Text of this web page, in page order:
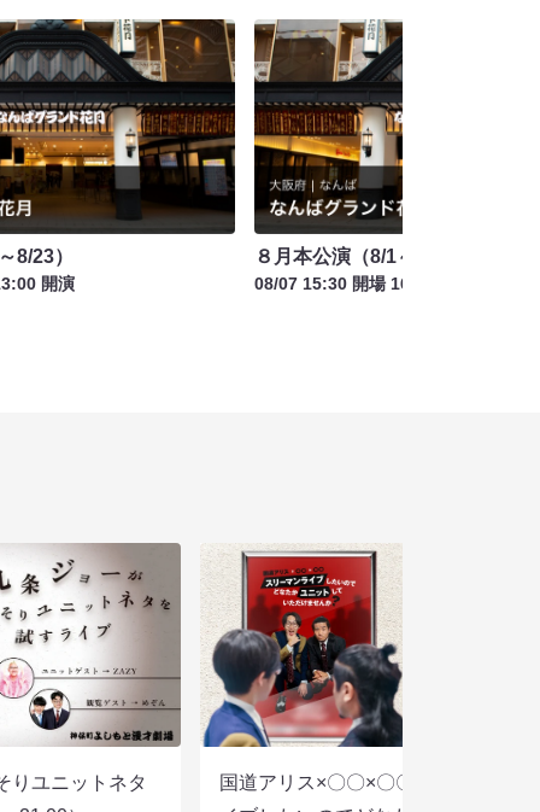
8/23）
開演
８月本公演（8/1～8/23）
08/07 15:30 開場 16:00 開演
りユニットネタ
国道アリス×〇〇×〇〇スリーマンラ